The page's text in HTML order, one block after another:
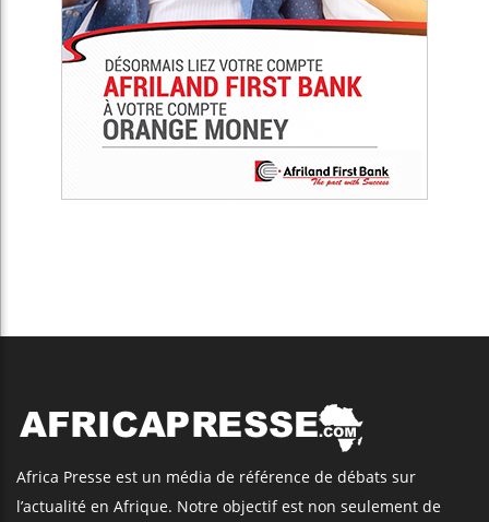
Africa Presse est un média de référence de débats sur
l’actualité en Afrique. Notre objectif est non seulement de